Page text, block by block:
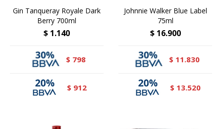
Gin Tanqueray Royale Dark
Berry 700ml
$ 1.140
$ 798
$ 912
Johnnie Walker Blue Label
75ml
$ 16.900
$ 11.830
$ 13.520